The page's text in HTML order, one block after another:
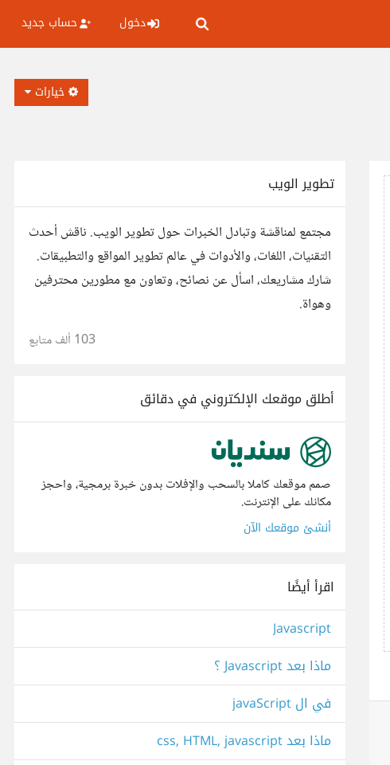
دخول حساب جديد
خيارات
تطوير الويب
مجتمع لمناقشة وتبادل الخبرات حول تطوير الويب. ناقش أحدث
التقنيات، اللغات، والأدوات في عالم تطوير المواقع والتطبيقات.
شارك مشاريعك، اسأل عن نصائح، وتعاون مع مطورين محترفين
وهواة.
103 ألف متابع
أطلق موقعك الإلكتروني في دقائق
صمم موقعك كاملا بالسحب والإفلات بدون خبرة برمجية، واحجز
مكانك على الإنترنت.
أنشئ موقعك الآن
اقرأ أيضًا
Javascript
ماذا بعد Javascript ؟
في ال javaScript
ماذا بعد css, HTML, javascript